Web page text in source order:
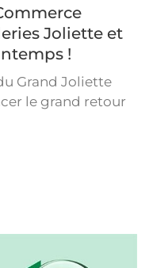
Joliette et
!
Grand Joliette
le grand retour